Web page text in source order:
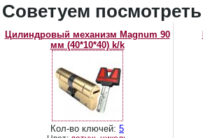
Советуем посмотреть
Цилиндровый механизм Magnum 90
мм (40*10*40) k/k
Кол-во ключей: 5